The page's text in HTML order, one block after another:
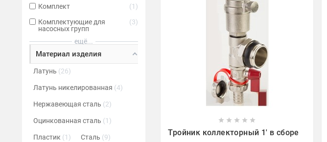
Комплект
1
Комплектующие для
насосных групп
3
ещё...
Материал изделия
Латунь 26
Латунь никелированная 4
Нержавеющая сталь 2
Оцинкованная сталь 1
Пластик 1 Сталь 9
    
Тройник коллекторный 1' в сборе